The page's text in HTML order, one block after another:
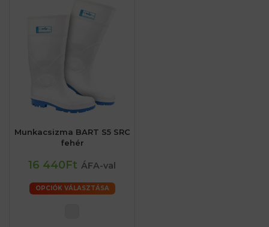
Munkacsizma BART S5 SRC
fehér
16 440Ft ÁFA-val
OPCIÓK VÁLASZTÁSA